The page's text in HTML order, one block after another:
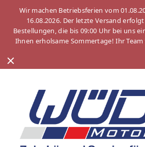
Wir machen Betriebsferien vom
16.08.2026. Der letzte Versand
Bestellungen, die bis 09:00 Uhr bei uns
Ihnen erholsame Sommertage! Ihr